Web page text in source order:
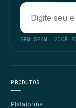
SEM SPAM. VOCÊ
PRODUTOS
Plataforma